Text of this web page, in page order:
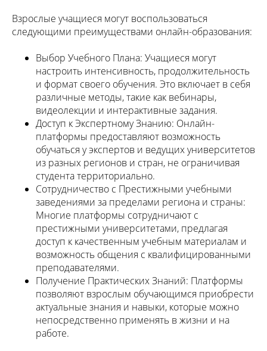
Взрослые учащиеся могут воспользоваться
следующими преимуществами онлайн-образования:
Выбор Учебного Плана: Учащиеся могут
настроить интенсивность, продолжительность
и формат своего обучения. Это включает в себя
различные методы, такие как вебинары,
видеолекции и интерактивные задания.
Доступ к Экспертному Знанию: Онлайн-
платформы предоставляют возможность
обучаться у экспертов и ведущих университетов
из разных регионов и стран, не ограничивая
студента территориально.
Сотрудничество с Престижными учебными
заведениями за пределами региона и страны:
Многие платформы сотрудничают с
престижными университетами, предлагая
доступ к качественным учебным материалам и
возможность общения с квалифицированными
преподавателями.
Получение Практических Знаний: Платформы
позволяют взрослым обучающимся приобрести
актуальные знания и навыки, которые можно
непосредственно применять в жизни и на
работе.